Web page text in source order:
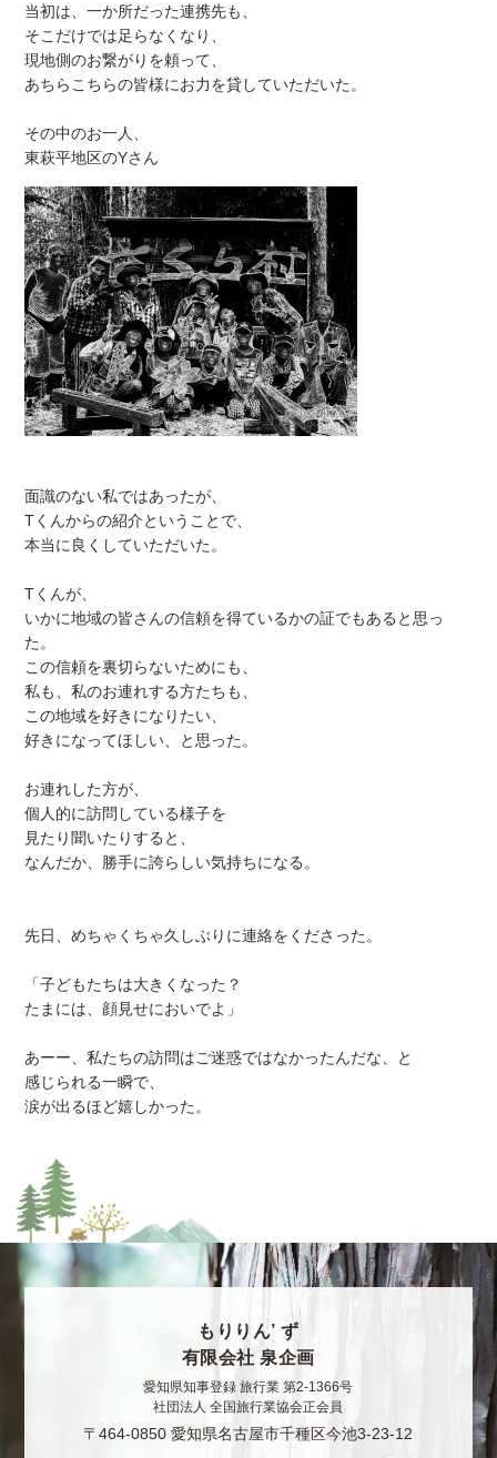
当初は、一か所だった連携先も、
そこだけでは足らなくなり、
現地側のお繋がりを頼って、
あちらこちらの皆様にお力を貸していただいた。
その中のお一人、
東萩平地区のYさん
面識のない私ではあったが、
Tくんからの紹介ということで、
本当に良くしていただいた。
Tくんが、
いかに地域の皆さんの信頼を得ているかの証でもあると思っ
た。
この信頼を裏切らないためにも、
私も、私のお連れする方たちも、
この地域を好きになりたい、
好きになってほしい、と思った。
お連れした方が、
個人的に訪問している様子を
見たり聞いたりすると、
なんだか、勝手に誇らしい気持ちになる。
先日、めちゃくちゃ久しぶりに連絡をくださった。
「子どもたちは大きくなった？
たまには、顔見せにおいでよ」
あーー、私たちの訪問はご迷惑ではなかったんだな、と
感じられる一瞬で、
涙が出るほど嬉しかった。
もりりん’ ず
有限会社 泉企画
愛知県知事登録 旅行業 第2-1366号
社団法人 全国旅行業協会正会員
〒464-0850 愛知県名古屋市千種区今池3-23-12